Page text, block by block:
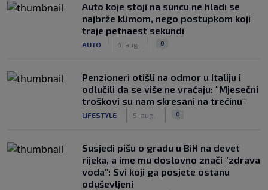
Auto koje stoji na suncu ne hladi se
najbrže klimom, nego postupkom koji
traje petnaest sekundi
AUTO 6. aug. 0
Penzioneri otišli na odmor u Italiju i
odlučili da se više ne vraćaju: "Mjesečni
troškovi su nam skresani na trećinu"
LIFESTYLE 5. aug. 0
Susjedi pišu o gradu u BiH na devet
rijeka, a ime mu doslovno znači "zdrava
voda": Svi koji ga posjete ostanu
oduševljeni